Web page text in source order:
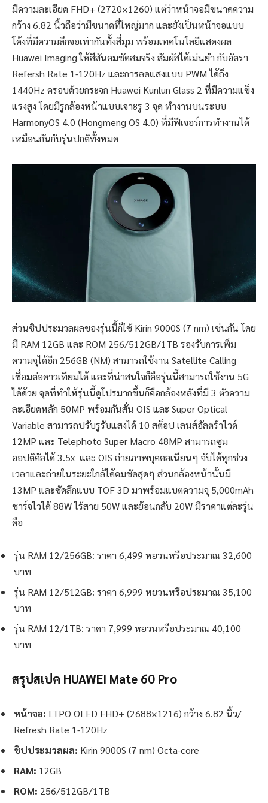
มีความละเอียด FHD+ (2720×1260) แต่ว่าหน้าจอมีขนาดความ
กว้าง 6.82 นิ้วถือว่ามีขนาดที่ใหญ่มาก และยังเป็นหน้าจอแบบ
โค้งที่มีความลึกจอเท่ากันทั้งสี่มุม พร้อมเทคโนโลยีแสดงผล
Huawei Imaging ให้สีสันคมชัดสมจริง สัมผัสได้เม่นยำ กับอัตรา
Refersh Rate 1-120Hz และการลดแสงแบบ PWM ได้ถึง
1440Hz ครอบด้วยกระจก Huawei Kunlun Glass 2 ที่มีความแข็ง
แรงสูง โดยมีรูกล้องหน้าแบบเจาะรู 3 จุด ทำงานบนระบบ
HarmonyOS 4.0 (Hongmeng OS 4.0) ที่มีฟีเจอร์การทำงานได้
เหมือนกันกับรุ่นปกติทั้งหมด
ส่วนชิปประมวลผลของรุ่นนี้ก็ใช้ Kirin 9000S (7 nm) เช่นกัน โดย
มี RAM 12GB และ ROM 256/512GB/1TB รองรับการเพิ่ม
ความจุได้อีก 256GB (NM) สามารถใช้งาน Satellite Calling
เชื่อมต่อดาวเทียมได้ และที่น่าสนใจก็คือรุ่นนี้สามารถใช้งาน 5G
ได้ด้วย จุดที่ทำให้รุ่นนี้ดูโปรมากขึ้นก็คือกล้องหลังที่มี 3 ตัวความ
ละเอียดหลัก 50MP พร้อมกันสั่น OIS และ Super Optical
Variable สามารถปรับรูรับแสงได้ 10 สต็อป เลนส์อัลตร้าไวด์
12MP และ Telephoto Super Macro 48MP สามารถซูม
ออปติคัลได้ 3.5x และ OIS ถ่ายภาพบุคคลเนียนๆ จับได้ทุกช่วง
เวลาและถ่ายในระยะใกล้ได้คมชัดสุดๆ ส่วนกล้องหน้านั้นมี
13MP และชัดลึกแบบ TOF 3D มาพร้อมแบตความจุ 5,000mAh
ชาร์จไวได้ 88W ไร้สาย 50W และย้อนกลับ 20W มีราคาแต่ละรุ่น
คือ
รุ่น RAM 12/256GB: ราคา 6,499 หยวนหรือประมาณ 32,600
บาท
รุ่น RAM 12/512GB: ราคา 6,999 หยวนหรือประมาณ 35,100
บาท
รุ่น RAM 12/1TB: ราคา 7,999 หยวนหรือประมาณ 40,100
บาท
สรุปสเปค HUAWEI Mate 60 Pro
หน้าจอ: LTPO OLED FHD+ (2688×1216) กว้าง 6.82 นิ้ว/
Refresh Rate 1-120Hz
ชิปประมวลผล: Kirin 9000S (7 nm) Octa-core
RAM: 12GB
ROM: 256/512GB/1TB